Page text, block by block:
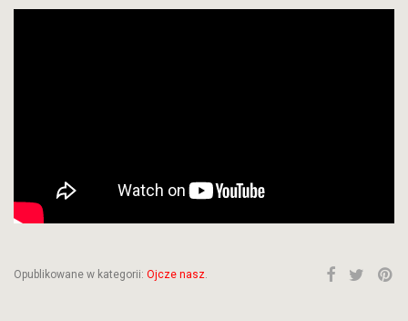
Opublikowane w kategorii: Ojcze nasz.